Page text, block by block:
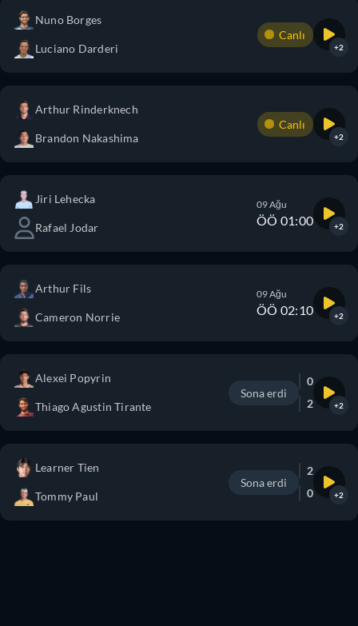
Nuno Borges
Luciano Darderi
Canlı
+2
Arthur Rinderknech
Brandon Nakashima
Canlı
+2
Jiri Lehecka
Rafael Jodar
09 Ağu
ÖÖ 01:00 +2
Arthur Fils
Cameron Norrie
09 Ağu
ÖÖ 02:10 +2
Alexei Popyrin
Thiago Agustin Tirante
Sona erdi
0
2
+2
Learner Tien
Tommy Paul
Sona erdi
2
0
+2